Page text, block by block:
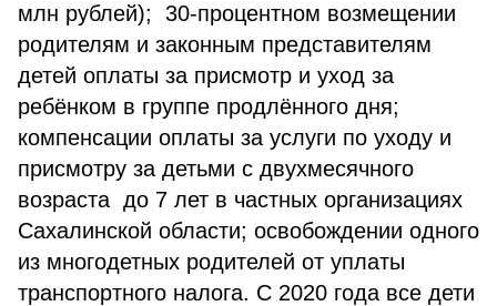
млн рублей); 30-процентном возмещении
родителям и законным представителям
детей оплаты за присмотр и уход за
ребёнком в группе продлённого дня;
компенсации оплаты за услуги по уходу и
присмотру за детьми с двухмесячного
возраста до 7 лет в частных организациях
Сахалинской области; освобождении одного
из многодетных родителей от уплаты
транспортного налога. С 2020 года все дети